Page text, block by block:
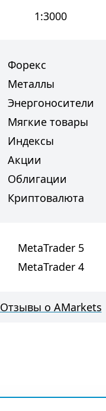
1:3000
Форекс
Металлы
Энергоносители
Мягкие товары
Индексы
Акции
Облигации
Криптовалюта
MetaTrader 5
MetaTrader 4
Отзывы о AMarkets